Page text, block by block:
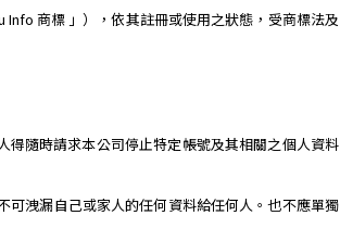
商標 」），依其註冊或使用之狀態，受商標法及
隨時請求本公司停止特定帳號及其相關之個人資料
可洩漏自己或家人的任何資料給任何人。也不應單獨